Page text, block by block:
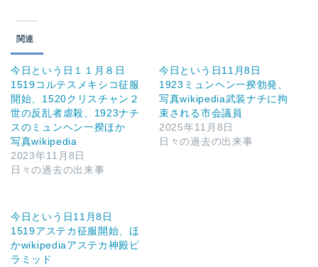
関連
今日という日１１月８日
1519コルテスメキシコ征服
開始、1520クリスチャン２
世の反乱者虐殺、1923ナチ
スのミュンヘン一揆ほか
写真wikipedia
2023年11月8日
日々の過去の出来事
今日という日11月8日
1923ミュンヘン一揆勃発、
写真wikipedia武装ナチに拘
束される市会議員
2025年11月8日
日々の過去の出来事
今日という日11月8日
1519アステカ征服開始、ほ
かwikipediaアステカ神殿ピ
ラミッド